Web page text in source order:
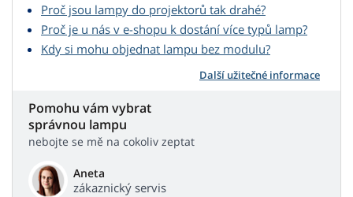
Proč jsou lampy do projektorů tak drahé?
Proč je u nás v e-shopu k dostání více typů lamp?
Kdy si mohu objednat lampu bez modulu?
Další užitečné informace
Pomohu vám vybrat
správnou lampu
nebojte se mě na cokoliv zeptat
Aneta
zákaznický servis